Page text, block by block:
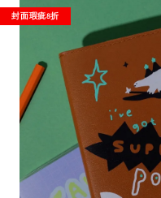
封面瑕疵8折